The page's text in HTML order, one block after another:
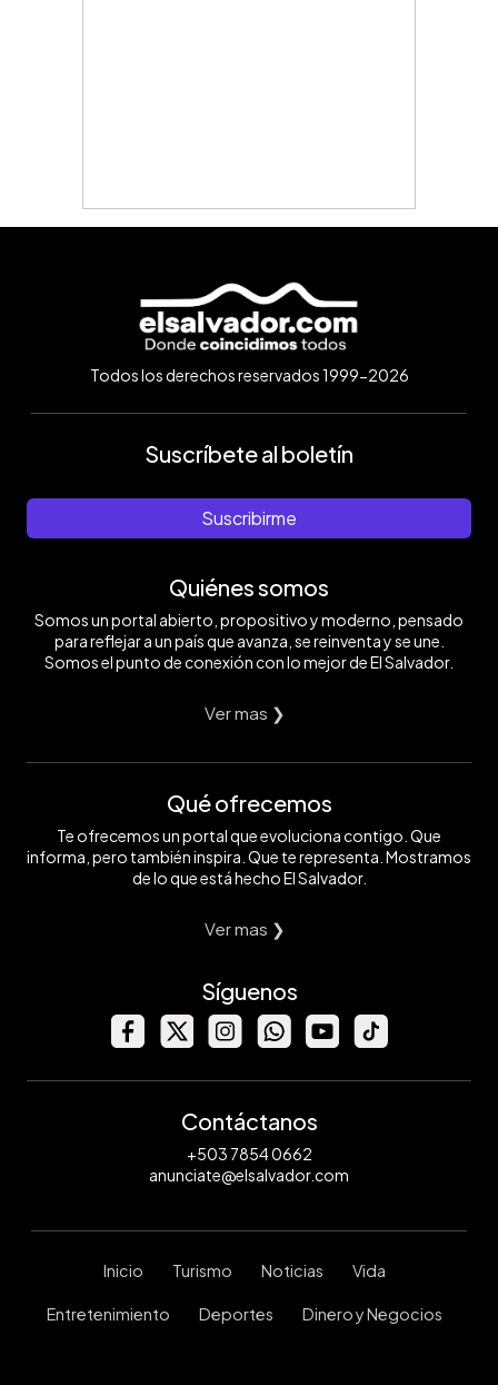
Todos los derechos reservados 1999-2026
Suscríbete al boletín
Suscribirme
Quiénes somos
Somos un portal abierto, propositivo y moderno, pensado
para reflejar a un país que avanza, se reinventa y se une.
Somos el punto de conexión con lo mejor de El Salvador.
Ver mas ❯
Qué ofrecemos
Te ofrecemos un portal que evoluciona contigo. Que
informa, pero también inspira. Que te representa. Mostramos
de lo que está hecho El Salvador.
Ver mas ❯
Síguenos
Contáctanos
+503 7854 0662
anunciate@elsalvador.com
Inicio Turismo Noticias Vida
Entretenimiento Deportes Dinero y Negocios